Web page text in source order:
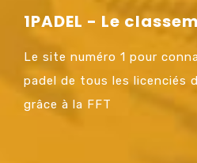
1PADEL - Le
Le site numéro 1 pour
padel de tous les licenciés
grâce à la FFT